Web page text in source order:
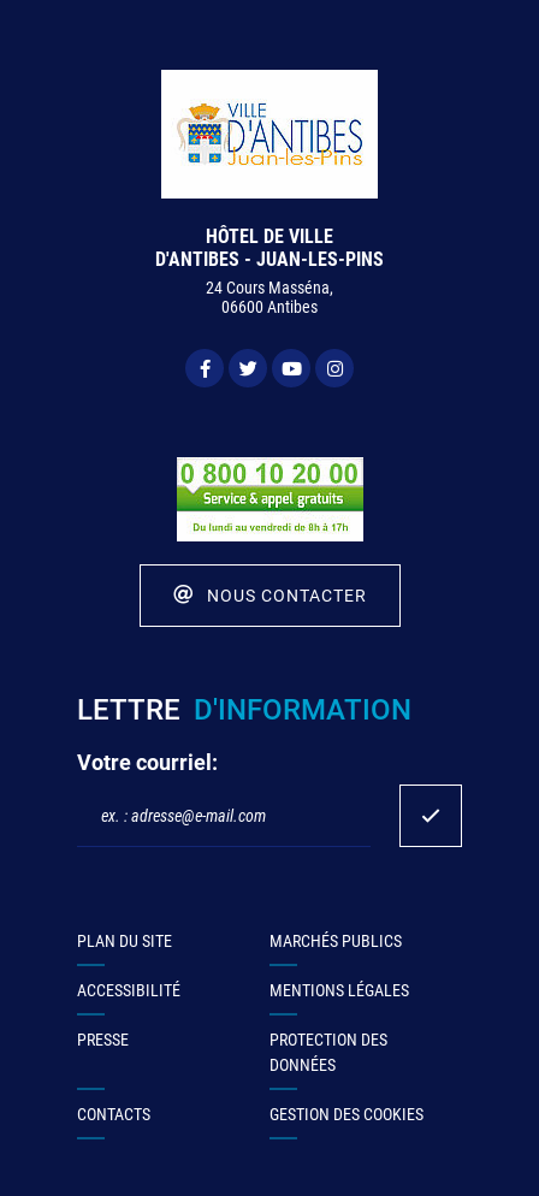
HÔTEL DE VILLE
D'ANTIBES - JUAN-LES-PINS
24 Cours Masséna,
06600 Antibes
NOUS CONTACTER
LETTRE D'INFORMATION
Votre courriel:
PLAN DU SITE MARCHÉS PUBLICS
ACCESSIBILITÉ MENTIONS LÉGALES
PRESSE
PROTECTION DES
DONNÉES
CONTACTS GESTION DES COOKIES